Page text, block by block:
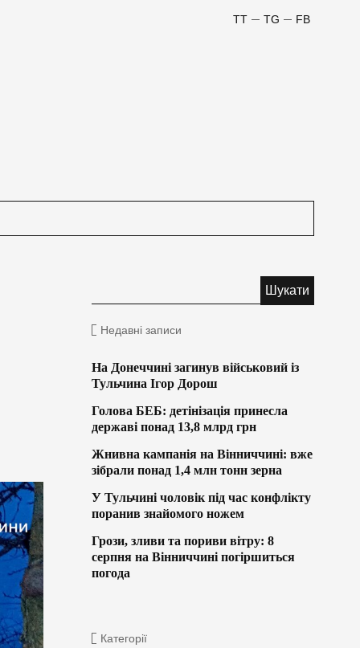
FB
TG
TT
Недавні записи
На Донеччині загинув військовий із
Тульчина Ігор Дорош
Голова БЕБ: детінізація принесла
державі понад 13,8 млрд грн
Жнивна кампанія на Вінниччині: вже
зібрали понад 1,4 млн тонн зерна
У Тульчині чоловік під час конфлікту
поранив знайомого ножем
Грози, зливи та пориви вітру: 8
серпня на Вінниччині погіршиться
погода
Категорії